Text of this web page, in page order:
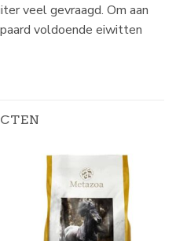
veel gevraagd. Om aan
voldoende eiwitten